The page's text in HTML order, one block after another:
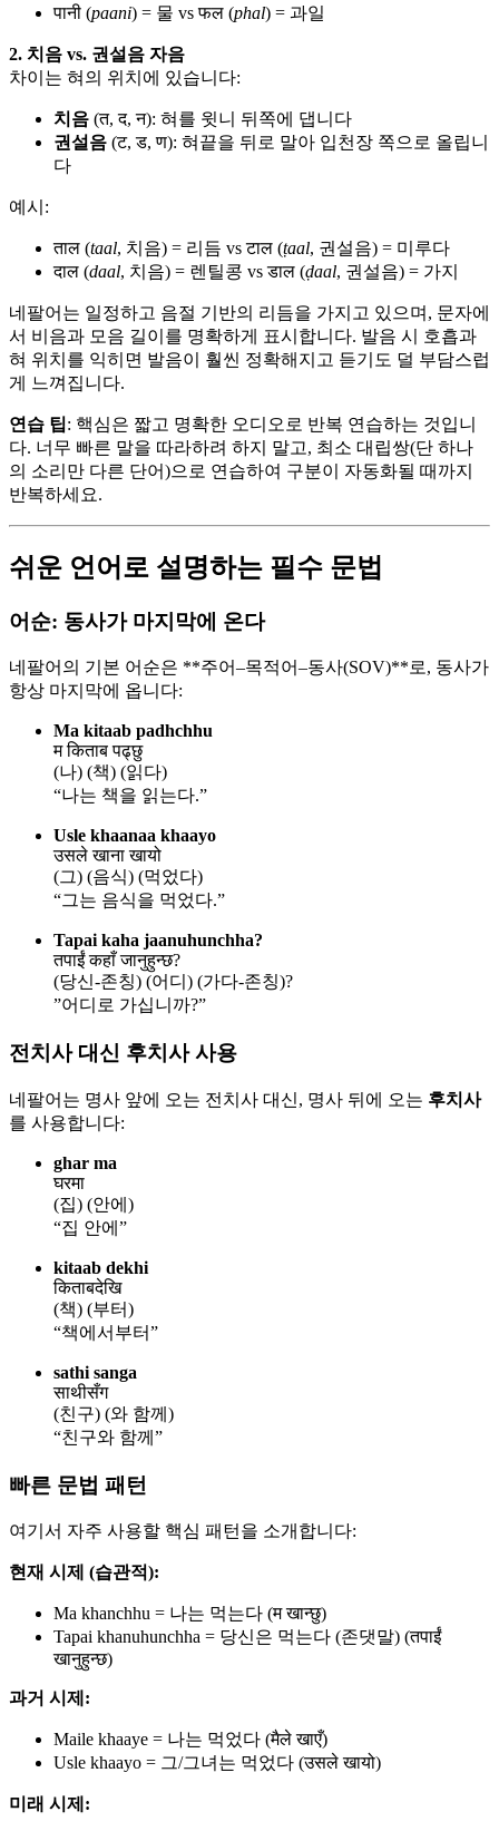
पानी (paani) = 물 vs फल (phal) = 과일
2. 치음 vs. 권설음 자음
차이는 혀의 위치에 있습니다:
치음 (त, द, न): 혀를 윗니 뒤쪽에 댑니다
권설음 (ट, ड, ण): 혀끝을 뒤로 말아 입천장 쪽으로 올립니
다
예시:
ताल (taal, 치음) = 리듬 vs टाल (ṭaal, 권설음) = 미루다
दाल (daal, 치음) = 렌틸콩 vs डाल (ḍaal, 권설음) = 가지
네팔어는 일정하고 음절 기반의 리듬을 가지고 있으며, 문자에
서 비음과 모음 길이를 명확하게 표시합니다. 발음 시 호흡과
혀 위치를 익히면 발음이 훨씬 정확해지고 듣기도 덜 부담스럽
게 느껴집니다.
연습 팁: 핵심은 짧고 명확한 오디오로 반복 연습하는 것입니
다. 너무 빠른 말을 따라하려 하지 말고, 최소 대립쌍(단 하나
의 소리만 다른 단어)으로 연습하여 구분이 자동화될 때까지
반복하세요.
쉬운 언어로 설명하는 필수 문법
어순: 동사가 마지막에 온다
네팔어의 기본 어순은 **주어–목적어–동사(SOV)**로, 동사가
항상 마지막에 옵니다:
Ma kitaab padhchhu
म किताब पढ्छु
(나) (책) (읽다)
“나는 책을 읽는다.”
Usle khaanaa khaayo
उसले खाना खायो
(그) (음식) (먹었다)
“그는 음식을 먹었다.”
Tapai kaha jaanuhunchha?
तपाईं कहाँ जानुहुन्छ?
(당신-존칭) (어디) (가다-존칭)?
”어디로 가십니까?”
전치사 대신 후치사 사용
네팔어는 명사 앞에 오는 전치사 대신, 명사 뒤에 오는 후치사
를 사용합니다:
ghar ma
घरमा
(집) (안에)
“집 안에”
kitaab dekhi
किताबदेखि
(책) (부터)
“책에서부터”
sathi sanga
साथीसँग
(친구) (와 함께)
“친구와 함께”
빠른 문법 패턴
여기서 자주 사용할 핵심 패턴을 소개합니다:
현재 시제 (습관적):
Ma khanchhu = 나는 먹는다 (म खान्छु)
Tapai khanuhunchha = 당신은 먹는다 (존댓말) (तपाईं
खानुहुन्छ)
과거 시제:
Maile khaaye = 나는 먹었다 (मैले खाएँ)
Usle khaayo = 그/그녀는 먹었다 (उसले खायो)
미래 시제: